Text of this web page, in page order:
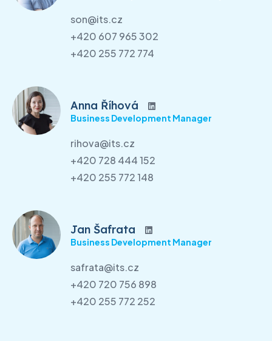
son@its.cz
+420 607 965 302
+420 255 772 774
Anna Říhová
Business Development Manager
rihova@its.cz
+420 728 444 152
+420 255 772 148
Jan Šafrata
Business Development Manager
safrata@its.cz
+420 720 756 898
+420 255 772 252